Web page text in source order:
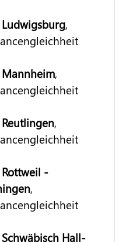
Ludwigsburg,
Mannheim,
Reutlingen,
Rottweil -
,
Schwäbisch Hall-